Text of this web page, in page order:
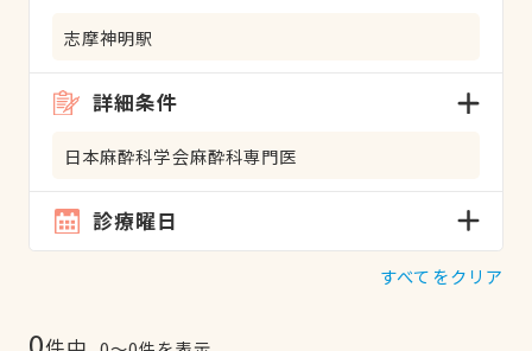
志摩神明駅
詳細条件
日本麻酔科学会麻酔科専門医
診療曜日
すべてをクリア